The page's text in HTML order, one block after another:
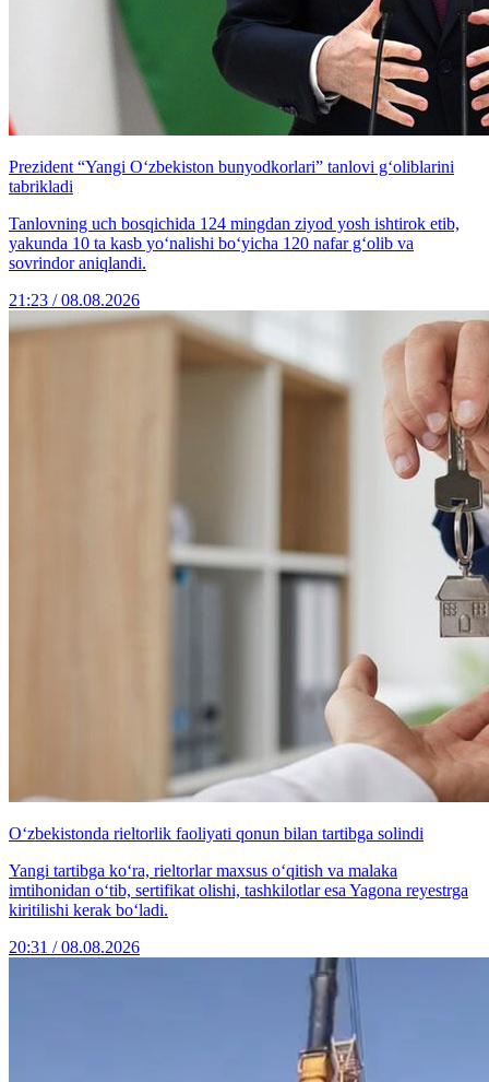
Prezident “Yangi O‘zbekiston bunyodkorlari” tanlovi g‘oliblarini
tabrikladi
Tanlovning uch bosqichida 124 mingdan ziyod yosh ishtirok etib,
yakunda 10 ta kasb yo‘nalishi bo‘yicha 120 nafar g‘olib va
sovrindor aniqlandi.
21:23 / 08.08.2026
O‘zbekistonda rieltorlik faoliyati qonun bilan tartibga solindi
Yangi tartibga ko‘ra, rieltorlar maxsus o‘qitish va malaka
imtihonidan o‘tib, sertifikat olishi, tashkilotlar esa Yagona reyestrga
kiritilishi kerak bo‘ladi.
20:31 / 08.08.2026